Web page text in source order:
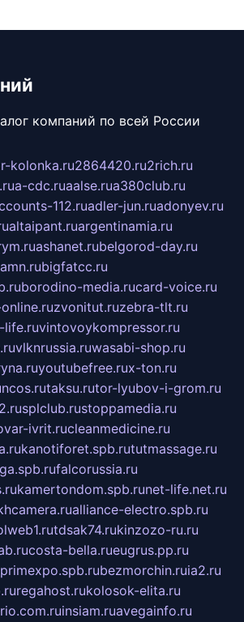
компаний по всей России
kolonka.ru2864420.ru2rich.ru
a-cdc.ruaalse.rua380club.ru
112.ruadler-jun.ruadonyev.ru
altaipant.ruargentinamia.ru
ashanet.rubelgorod-day.ru
bigfatcc.ru
borodino-media.rucard-voice.ru
zvonitut.ruzebra-tlt.ru
life.ruvintovoykompressor.ru
vlknrussia.ruwasabi-shop.ru
youtubefree.rux-ton.ru
taksu.rutor-lyubov-i-grom.ru
splclub.rustoppamedia.ru
ivrit.rucleanmedicine.ru
kanotiforet.spb.rututmassage.ru
falcorussia.ru
kamertondom.spb.runet-life.net.ru
alliance-electro.spb.ru
tdsak74.rukinzozo-ru.ru
costa-bella.rueugrus.pp.ru
primexpo.spb.rubezmorchin.ruia2.ru
regahost.rukolosok-elita.ru
insiam.ruavegainfo.ru